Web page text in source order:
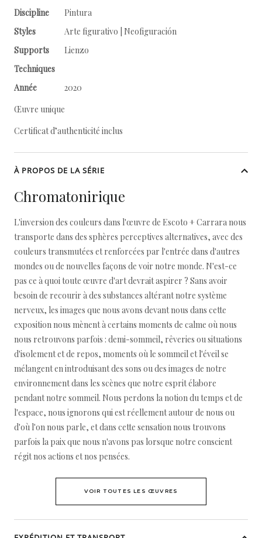
Discipline
Pintura
Styles
Arte figurativo | Neofiguración
Supports
Lienzo
Techniques
Année
2020
Œuvre unique
Certificat d’authenticité inclus
À PROPOS DE LA SÉRIE
Chromatonirique
L'inversion des couleurs dans l'œuvre de Escoto + Carrara nous
transporte dans des sphères perceptives alternatives, avec des
couleurs transmutées et renforcées par l'entrée dans d'autres
mondes ou de nouvelles façons de voir notre monde. N'est-ce
pas ce à quoi toute œuvre d'art devrait aspirer ? Sans avoir
besoin de recourir à des substances altérant notre système
nerveux, les images que nous avons devant nous dans cette
exposition nous mènent à certains moments de calme où nous
nous retrouvons parfois : demi-sommeil, rêveries ou situations
d'isolement et de repos, moments où le sommeil et l'éveil se
mélangent en introduisant des sons ou des images de notre
environnement dans les scènes que notre esprit élabore
pendant notre sommeil. Nous perdons la notion du temps et de
l'espace, nous ignorons qui est réellement autour de nous ou
d'où l'on nous parle, et dans cette sensation nous trouvons
parfois la paix que nous n'avons pas lorsque notre conscient
régit nos actions et nos pensées.
VOIR TOUTES LES ŒUVRES